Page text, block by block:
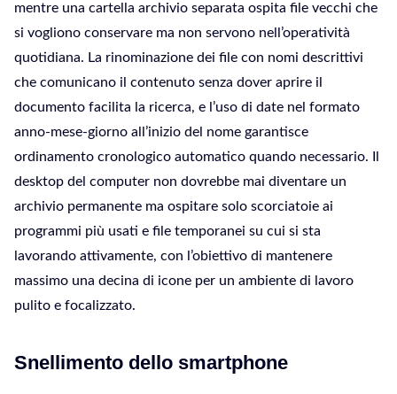
mentre una cartella archivio separata ospita file vecchi che
si vogliono conservare ma non servono nell’operatività
quotidiana. La rinominazione dei file con nomi descrittivi
che comunicano il contenuto senza dover aprire il
documento facilita la ricerca, e l’uso di date nel formato
anno-mese-giorno all’inizio del nome garantisce
ordinamento cronologico automatico quando necessario. Il
desktop del computer non dovrebbe mai diventare un
archivio permanente ma ospitare solo scorciatoie ai
programmi più usati e file temporanei su cui si sta
lavorando attivamente, con l’obiettivo di mantenere
massimo una decina di icone per un ambiente di lavoro
pulito e focalizzato.
Snellimento dello smartphone